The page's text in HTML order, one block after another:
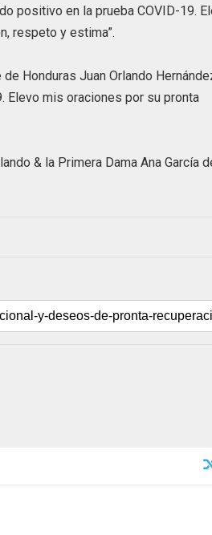
positivo en la prueba COVID-19.
respeto y estima”.
Honduras Juan Orlando
Elevo mis oraciones por su pronta
& la Primera Dama Ana García